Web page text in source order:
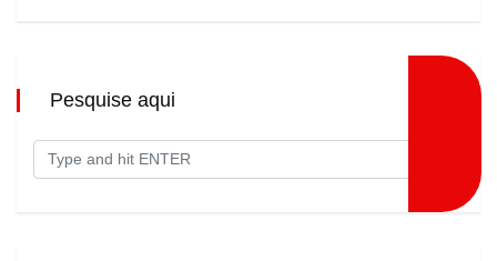
Pesquise aqui